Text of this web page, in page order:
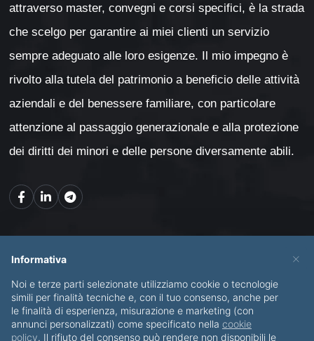
attraverso master, convegni e corsi specifici, è la strada
che scelgo per garantire ai miei clienti un servizio
sempre adeguato alle loro esigenze. Il mio impegno è
rivolto alla tutela del patrimonio a beneficio delle attività
aziendali e del benessere familiare, con particolare
attenzione al passaggio generazionale e alla protezione
dei diritti dei minori e delle persone diversamente abili.
CHI SONO SERVIZI
BLOG CONTATTI
×
Informativa
Noi e terze parti selezionate utilizziamo cookie o tecnologie
simili per finalità tecniche e, con il tuo consenso, anche per
le finalità di esperienza, misurazione e marketing (con
annunci personalizzati) come specificato nella cookie
policy. Il rifiuto del consenso può rendere non disponibili le